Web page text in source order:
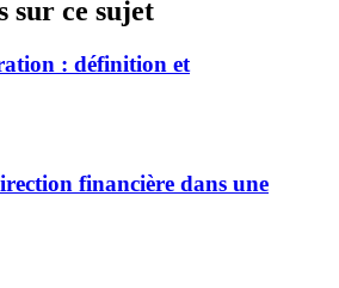
sur ce sujet
: définition et
financière dans une